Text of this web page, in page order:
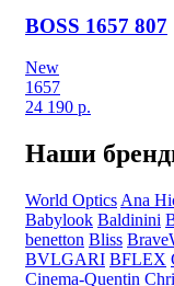
BOSS 1657 807
New
1657
24 190 р.
Наши
World Optics Ana
Babylook Baldinini
benetton Bliss
BVLGARI BFLEX
Cinema-Quentin